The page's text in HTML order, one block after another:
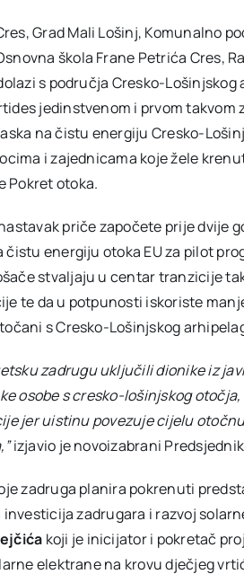
Grad Mali Lošinj, Komunalno
škola Frane Petrića Cres,
s područja Cresko-
jedinstvenom i prvom
na čistu energiju Cresko-
i zajednicama koje žele
Pokret otoka.
priče započete prije dvije
energiju otoka EU za pilot
stvaljaju u centar tranzicije
te da u potpunosti iskoriste
s Cresko-Lošinjskog
zadrugu uključili dionike iz
osobe s cresko-lošinjskog
jer uistinu povezuje cijelu
izjavio je novoizabrani
zadruga planira pokrenuti
investicija zadrugara i razvoj
koji je inicijator i pokretač
elektrane na krovu dječjeg